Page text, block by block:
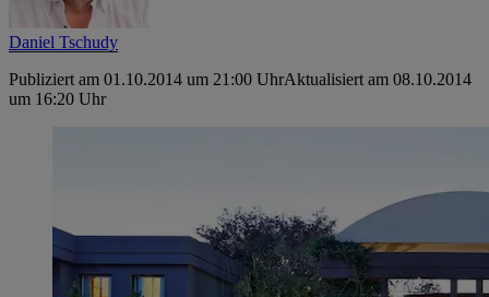
Daniel Tschudy
Publiziert am 01.10.2014 um 21:00 UhrAktualisiert am 08.10.2014
um 16:20 Uhr